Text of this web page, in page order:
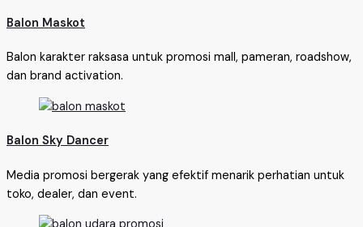
Balon Maskot
Balon karakter raksasa untuk promosi mall, pameran, roadshow,
dan brand activation.
Balon Sky Dancer
Media promosi bergerak yang efektif menarik perhatian untuk
toko, dealer, dan event.